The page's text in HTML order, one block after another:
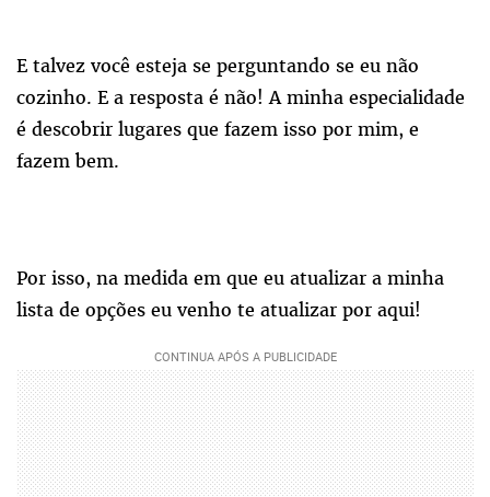
E talvez você esteja se perguntando se eu não
cozinho. E a resposta é não! A minha especialidade
é descobrir lugares que fazem isso por mim, e
fazem bem.
Por isso, na medida em que eu atualizar a minha
lista de opções eu venho te atualizar por aqui!